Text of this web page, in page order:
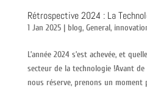
Rétrospective 2024 : La
1 Jan 2025| blog, General,
L’année 2024 s’est achevée, et
secteur de la technologie !Avant
nous réserve, prenons un moment